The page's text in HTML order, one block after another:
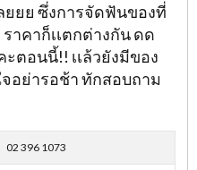
ยยย ซึ่งการจัดฟันของที่
าคาก็เเตกต่างกัน ดด
ตอนนี้!! เเล้วยังมีของ
จอย่ารอช้า ทักสอบถาม
02 396 1073